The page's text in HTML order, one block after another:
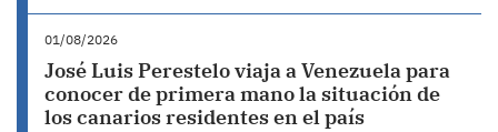
01/08/2026
José Luis Perestelo viaja a Venezuela para
conocer de primera mano la situación de
los canarios residentes en el país